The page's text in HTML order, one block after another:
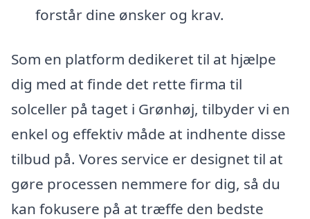
forstår dine ønsker og krav.
Som en platform dedikeret til at hjælpe
dig med at finde det rette firma til
solceller på taget i Grønhøj, tilbyder vi en
enkel og effektiv måde at indhente disse
tilbud på. Vores service er designet til at
gøre processen nemmere for dig, så du
kan fokusere på at træffe den bedste